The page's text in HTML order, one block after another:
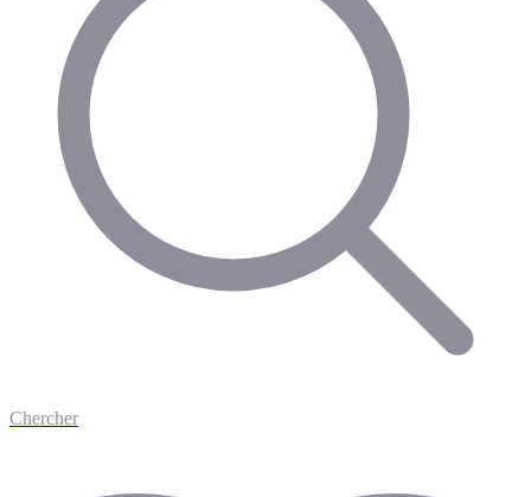
Chercher